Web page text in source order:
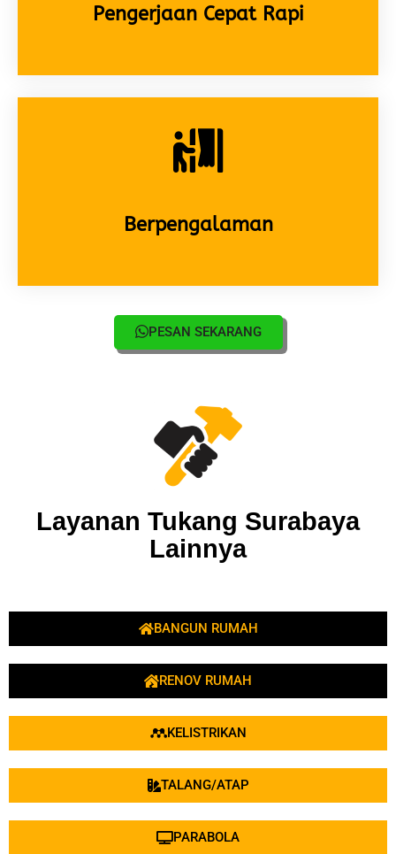
Pengerjaan Cepat Rapi
Berpengalaman
PESAN SEKARANG
Layanan Tukang Surabaya
Lainnya
BANGUN RUMAH
RENOV RUMAH
KELISTRIKAN
TALANG/ATAP
PARABOLA